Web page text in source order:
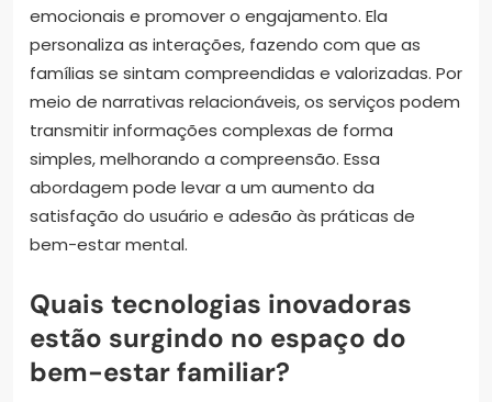
emocionais e promover o engajamento. Ela
personaliza as interações, fazendo com que as
famílias se sintam compreendidas e valorizadas. Por
meio de narrativas relacionáveis, os serviços podem
transmitir informações complexas de forma
simples, melhorando a compreensão. Essa
abordagem pode levar a um aumento da
satisfação do usuário e adesão às práticas de
bem-estar mental.
Quais tecnologias inovadoras
estão surgindo no espaço do
bem-estar familiar?